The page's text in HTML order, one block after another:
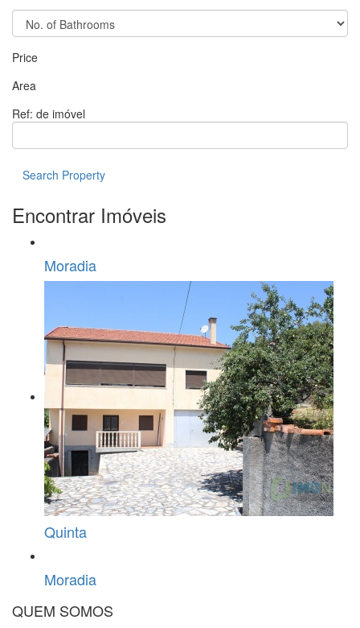
Price
Area
Ref: de imóvel
Search Property
Encontrar Imóveis
Moradia
Quinta
Moradia
QUEM SOMOS